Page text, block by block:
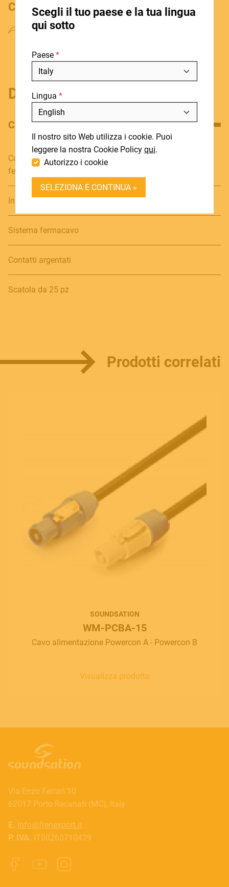
Scegli il tuo paese e la tua lingua
qui sotto
Paese
Lingua
Il nostro sito Web utilizza i cookie. Puoi
leggere la nostra Cookie Policy qui.
Autorizzo i cookie
SELEZIONA E CONTINUA »
STORE LOCATOR
CHI SIAMO
BLOG
NOTIZIE
DOWNLOADS
SUPPORT
CONTATTI
DEALER LOGIN
BECOME A DEALER
SOUNDSATION SOUNDCARE
Contact
Includi fuori produzione
CONDIVIDI IL PRODOTTO
Dettagli del prodotto
CARATTERISTICHE PRINCIPALI
Connettore professionale 3.5mm maschio/STEREO
femmina
In bronzo nichelato
Sistema fermacavo
Contatti argentati
Scatola da 25 pz
Prodotti correlati
SOUNDSATION
WM-PCBA-15
Cavo alimentazione Powercon A - Powercon B
Visualizza prodotto
Via Enzo Ferrari 10
62017 Porto Recanati (MC), Italy
E. info@frenexport.it
P. IVA. IT00260710439